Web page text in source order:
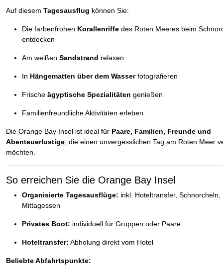
Auf diesem Tagesausflug können Sie:
Die farbenfrohen Korallenriffe des Roten Meeres beim
entdecken
Am weißen Sandstrand relaxen
In Hängematten über dem Wasserfotografieren
Frische ägyptische Spezialitäten genießen
Familienfreundliche Aktivitäten erleben
Die Orange Bay Insel ist ideal für Paare, Familien, Freunde und
Abenteuerlustige , die einen unvergesslichen Tag am Roten Meer
möchten.
So erreichen Sie die Orange Bay Insel
Organisierte Tagesausflüge: inkl. Hoteltransfer, Schnorcheln,
Mittagessen
Privates Boot: individuell für Gruppen oder Paare
Hoteltransfer: Abholung direkt vom Hotel
Beliebte Abfahrtspunkte: